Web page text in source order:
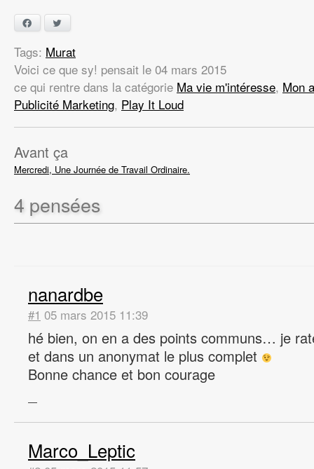
Facebook
Tags: Murat
Voici ce que sy! pensait le 04 mars 2015
ce qui rentre dans la catégorie Ma vie m'intéresse, Mon
Publicité Marketing, Play It Loud
Avant ça
Mercredi, Une Journée de Travail Ordinaire.
4 pensées
nanardbe
#1 05 mars 2015 11:39
hé bien, on en a des points communs… je
et dans un anonymat le plus complet
Bonne chance et bon courage
—
Marco_Leptic